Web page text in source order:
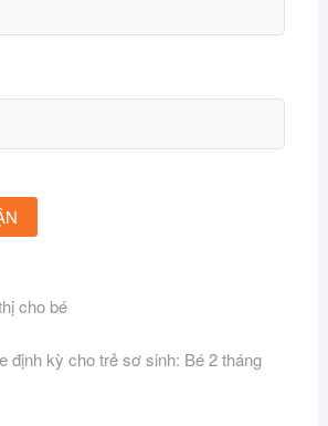
cho bé
định kỳ cho trẻ sơ sinh: Bé 2 tháng